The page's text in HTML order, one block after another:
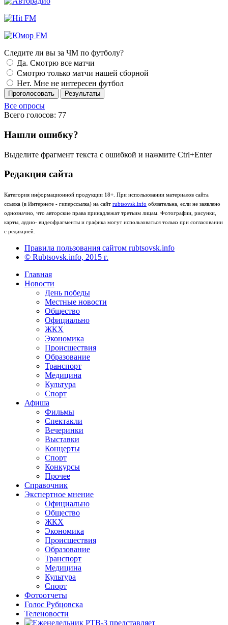
Следите ли вы за ЧМ по футболу?
Да. Смотрю все матчи
Смотрю только матчи нашей сборной
Нет. Мне не интересен футбол
Проголосовать Результаты
Все опросы
Всего голосов: 77
Нашли ошибку?
Выделите фрагмент текста с ошибкой и нажмите Ctrl+Enter
Редакция сайта
Категория информационной продукции 18+. При использовании материалов сайта
ссылка (в Интернете - гиперссылка) на сайт rubtsovsk.info обязательна, если не заявлено
однозначно, что авторские права принадлежат третьим лицам. Фотографии, рисунки,
карты, аудио- видеофрагменты и графика могут использоваться только при согласовании
с редакцией.
Правила пользования сайтом rubtsovsk.info
© Rubtsovsk.info, 2015 г.
Главная
Новости
День победы
Местные новости
Общество
Официально
ЖКХ
Экономика
Происшествия
Образование
Транспорт
Медицина
Культура
Спорт
Афиша
Фильмы
Спектакли
Вечеринки
Выставки
Концерты
Спорт
Конкурсы
Прочее
Справочник
Экспертное мнение
Официально
Общество
ЖКХ
Экономика
Происшествия
Образование
Транспорт
Медицина
Культура
Спорт
Фотоотчеты
Голос Рубцовска
Теленовости